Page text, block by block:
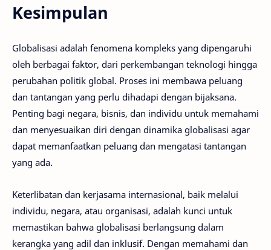
Kesimpulan
Globalisasi adalah fenomena kompleks yang dipengaruhi
oleh berbagai faktor, dari perkembangan teknologi hingga
perubahan politik global. Proses ini membawa peluang
dan tantangan yang perlu dihadapi dengan bijaksana.
Penting bagi negara, bisnis, dan individu untuk memahami
dan menyesuaikan diri dengan dinamika globalisasi agar
dapat memanfaatkan peluang dan mengatasi tantangan
yang ada.
Keterlibatan dan kerjasama internasional, baik melalui
individu, negara, atau organisasi, adalah kunci untuk
memastikan bahwa globalisasi berlangsung dalam
kerangka yang adil dan inklusif. Dengan memahami dan